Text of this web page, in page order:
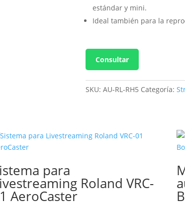
estándar y mini.
Ideal también para la
Consultar
SKU: AU-RL-RH5 Categoría:
para
Roland VRC-
AeroCaster